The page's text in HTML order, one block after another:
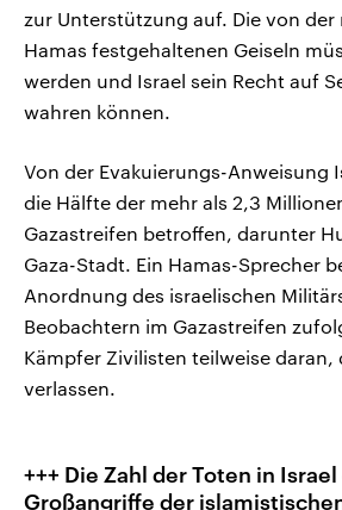
zur Unterstützung auf. Die von der
Hamas festgehaltenen Geiseln
werden und Israel sein Recht auf
wahren können.
Von der Evakuierungs-Anweisung
die Hälfte der mehr als 2,3
Gazastreifen betroffen, darunter
Gaza-Stadt. Ein Hamas-Sprecher
Anordnung des israelischen
Beobachtern im Gazastreifen
Kämpfer Zivilisten teilweise daran,
verlassen.
+++ Die Zahl der Toten in
Großangriffe der